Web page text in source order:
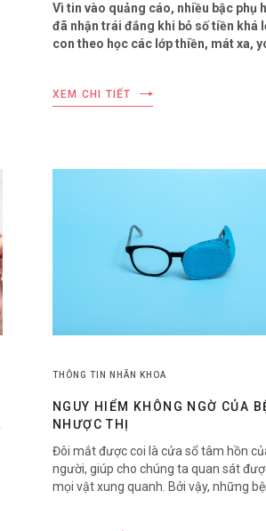
Vì tin vào quảng cáo, nhiều bậc phụ
đã nhận trái đắng khi bỏ số tiền khá
con theo học các lớp thiền, mát xa,
XEM CHI TIẾT
THÔNG TIN NHÃN KHOA
NGUY HIỂM KHÔNG NGỜ CỦA
NHƯỢC THỊ
Đôi mắt được coi là cửa sổ tâm hồn
người, giúp cho chúng ta quan sát
mọi vật xung quanh. Bởi vậy, những